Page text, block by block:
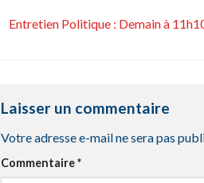
Entretien Politique : Demain à
Laisser un commentaire
Votre adresse e-mail ne sera pas
Commentaire*